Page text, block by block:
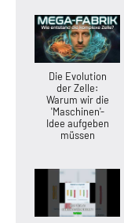
Die Evolution
der Zelle:
Warum wir die
'Maschinen'-
Idee aufgeben
müssen